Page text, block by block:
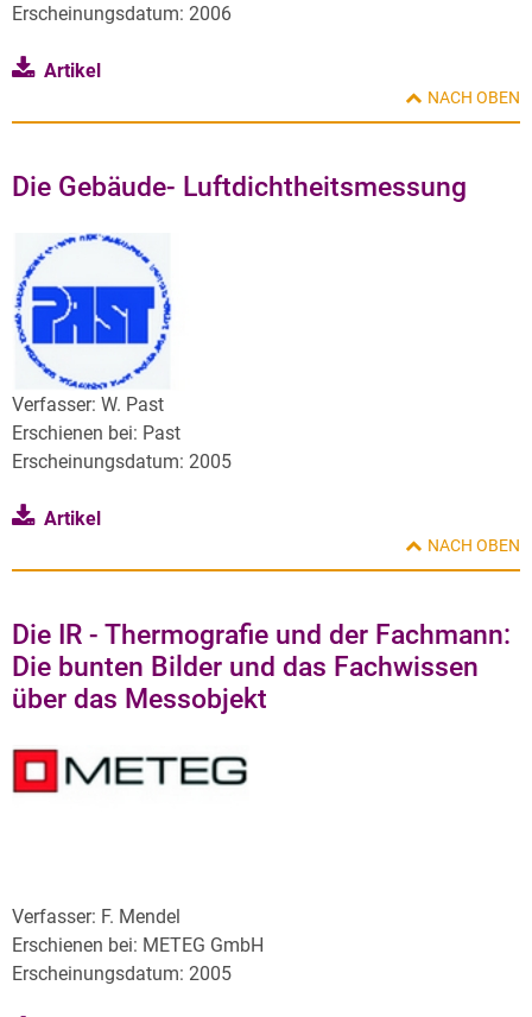
Erscheinungsdatum: 2006
Artikel
NACH OBEN
Die Gebäude- Luftdichtheitsmessung
Verfasser: W. Past
Erschienen bei: Past
Erscheinungsdatum: 2005
Artikel
NACH OBEN
Die IR - Thermografie und der Fachmann:
Die bunten Bilder und das Fachwissen
über das Messobjekt
Verfasser: F. Mendel
Erschienen bei: METEG GmbH
Erscheinungsdatum: 2005